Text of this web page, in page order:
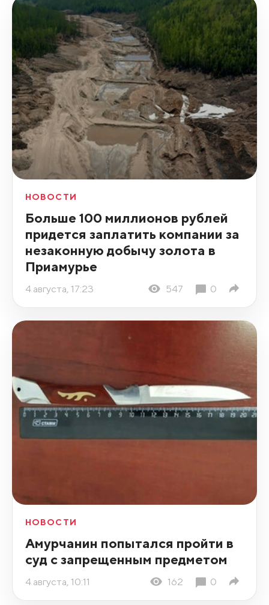
НОВОСТИ
Больше 100 миллионов рублей
придется заплатить компании за
незаконную добычу золота в
Приамурье
4 августа, 17:23 547 0
НОВОСТИ
Амурчанин попытался пройти в
суд с запрещенным предметом
4 августа, 10:11 162 0